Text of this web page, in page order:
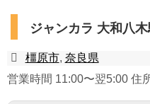
ジャンカラ 大和八
橿原市, 奈良県
営業時間 11:00〜翌5:00 住